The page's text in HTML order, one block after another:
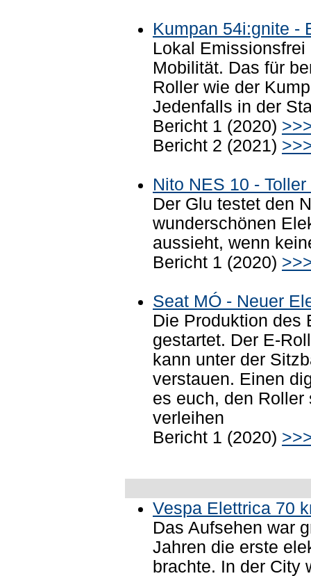
Kumpan 54i:gnite -
Lokal
Mobilität. Das für
Roller wie der
Jedenfalls in der
Bericht 1 (2020)
Bericht 2 (2021)
Nito NES 10 -
Der Glu testet den
wunderschönen
aussieht, wenn
Bericht 1 (2020)
Seat MÓ - Neuer
Die Produktion des
gestartet. Der E-
kann unter der
verstauen. Einen
es euch, den
verleihen
Bericht 1 (2020)
Vespa Elettrica 70
Das Aufsehen war
Jahren die erste
brachte. In der City